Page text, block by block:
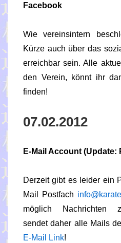
Facebook
Wie vereinsintern
Kürze auch über das
erreichbar sein. Alle
den Verein, könnt ihr
finden!
07.02.2012
E-Mail Account
Derzeit gibt es leider ein
Mail Postfach
möglich Nachrichten
sendet daher alle Mails
E-Mail Link!